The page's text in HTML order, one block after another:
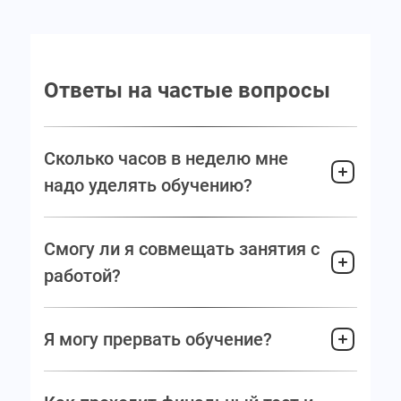
Ответы на частые вопросы
Сколько часов в неделю мне
надо уделять обучению?
Смогу ли я совмещать занятия с
работой?
Я могу прервать обучение?